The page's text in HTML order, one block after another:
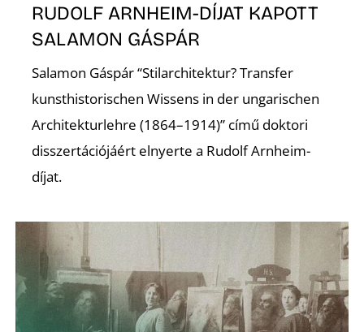
RUDOLF ARNHEIM-DÍJAT KAPOTT
SALAMON GÁSPÁR
Salamon Gáspár “Stilarchitektur? Transfer
kunsthistorischen Wissens in der ungarischen
Architekturlehre (1864–1914)” című doktori
disszertációjáért elnyerte a Rudolf Arnheim-
díjat.